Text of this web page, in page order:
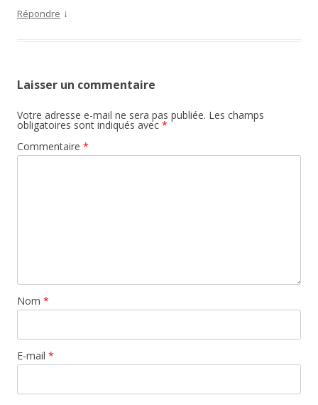
Répondre ↓
Laisser un commentaire
Votre adresse e-mail ne sera pas publiée. Les champs
obligatoires sont indiqués avec *
Commentaire *
Nom *
E-mail *